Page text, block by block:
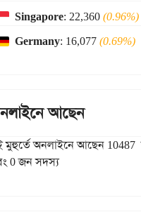
Singapore: 22,360(0.96%)
Germany: 16,077(0.69%)
আছেন
মুহুর্তে অনলাইনে আছেন
0 জন সদস্য